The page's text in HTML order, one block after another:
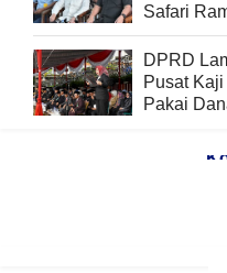
Safari
DPRD
Pusat
Pakai